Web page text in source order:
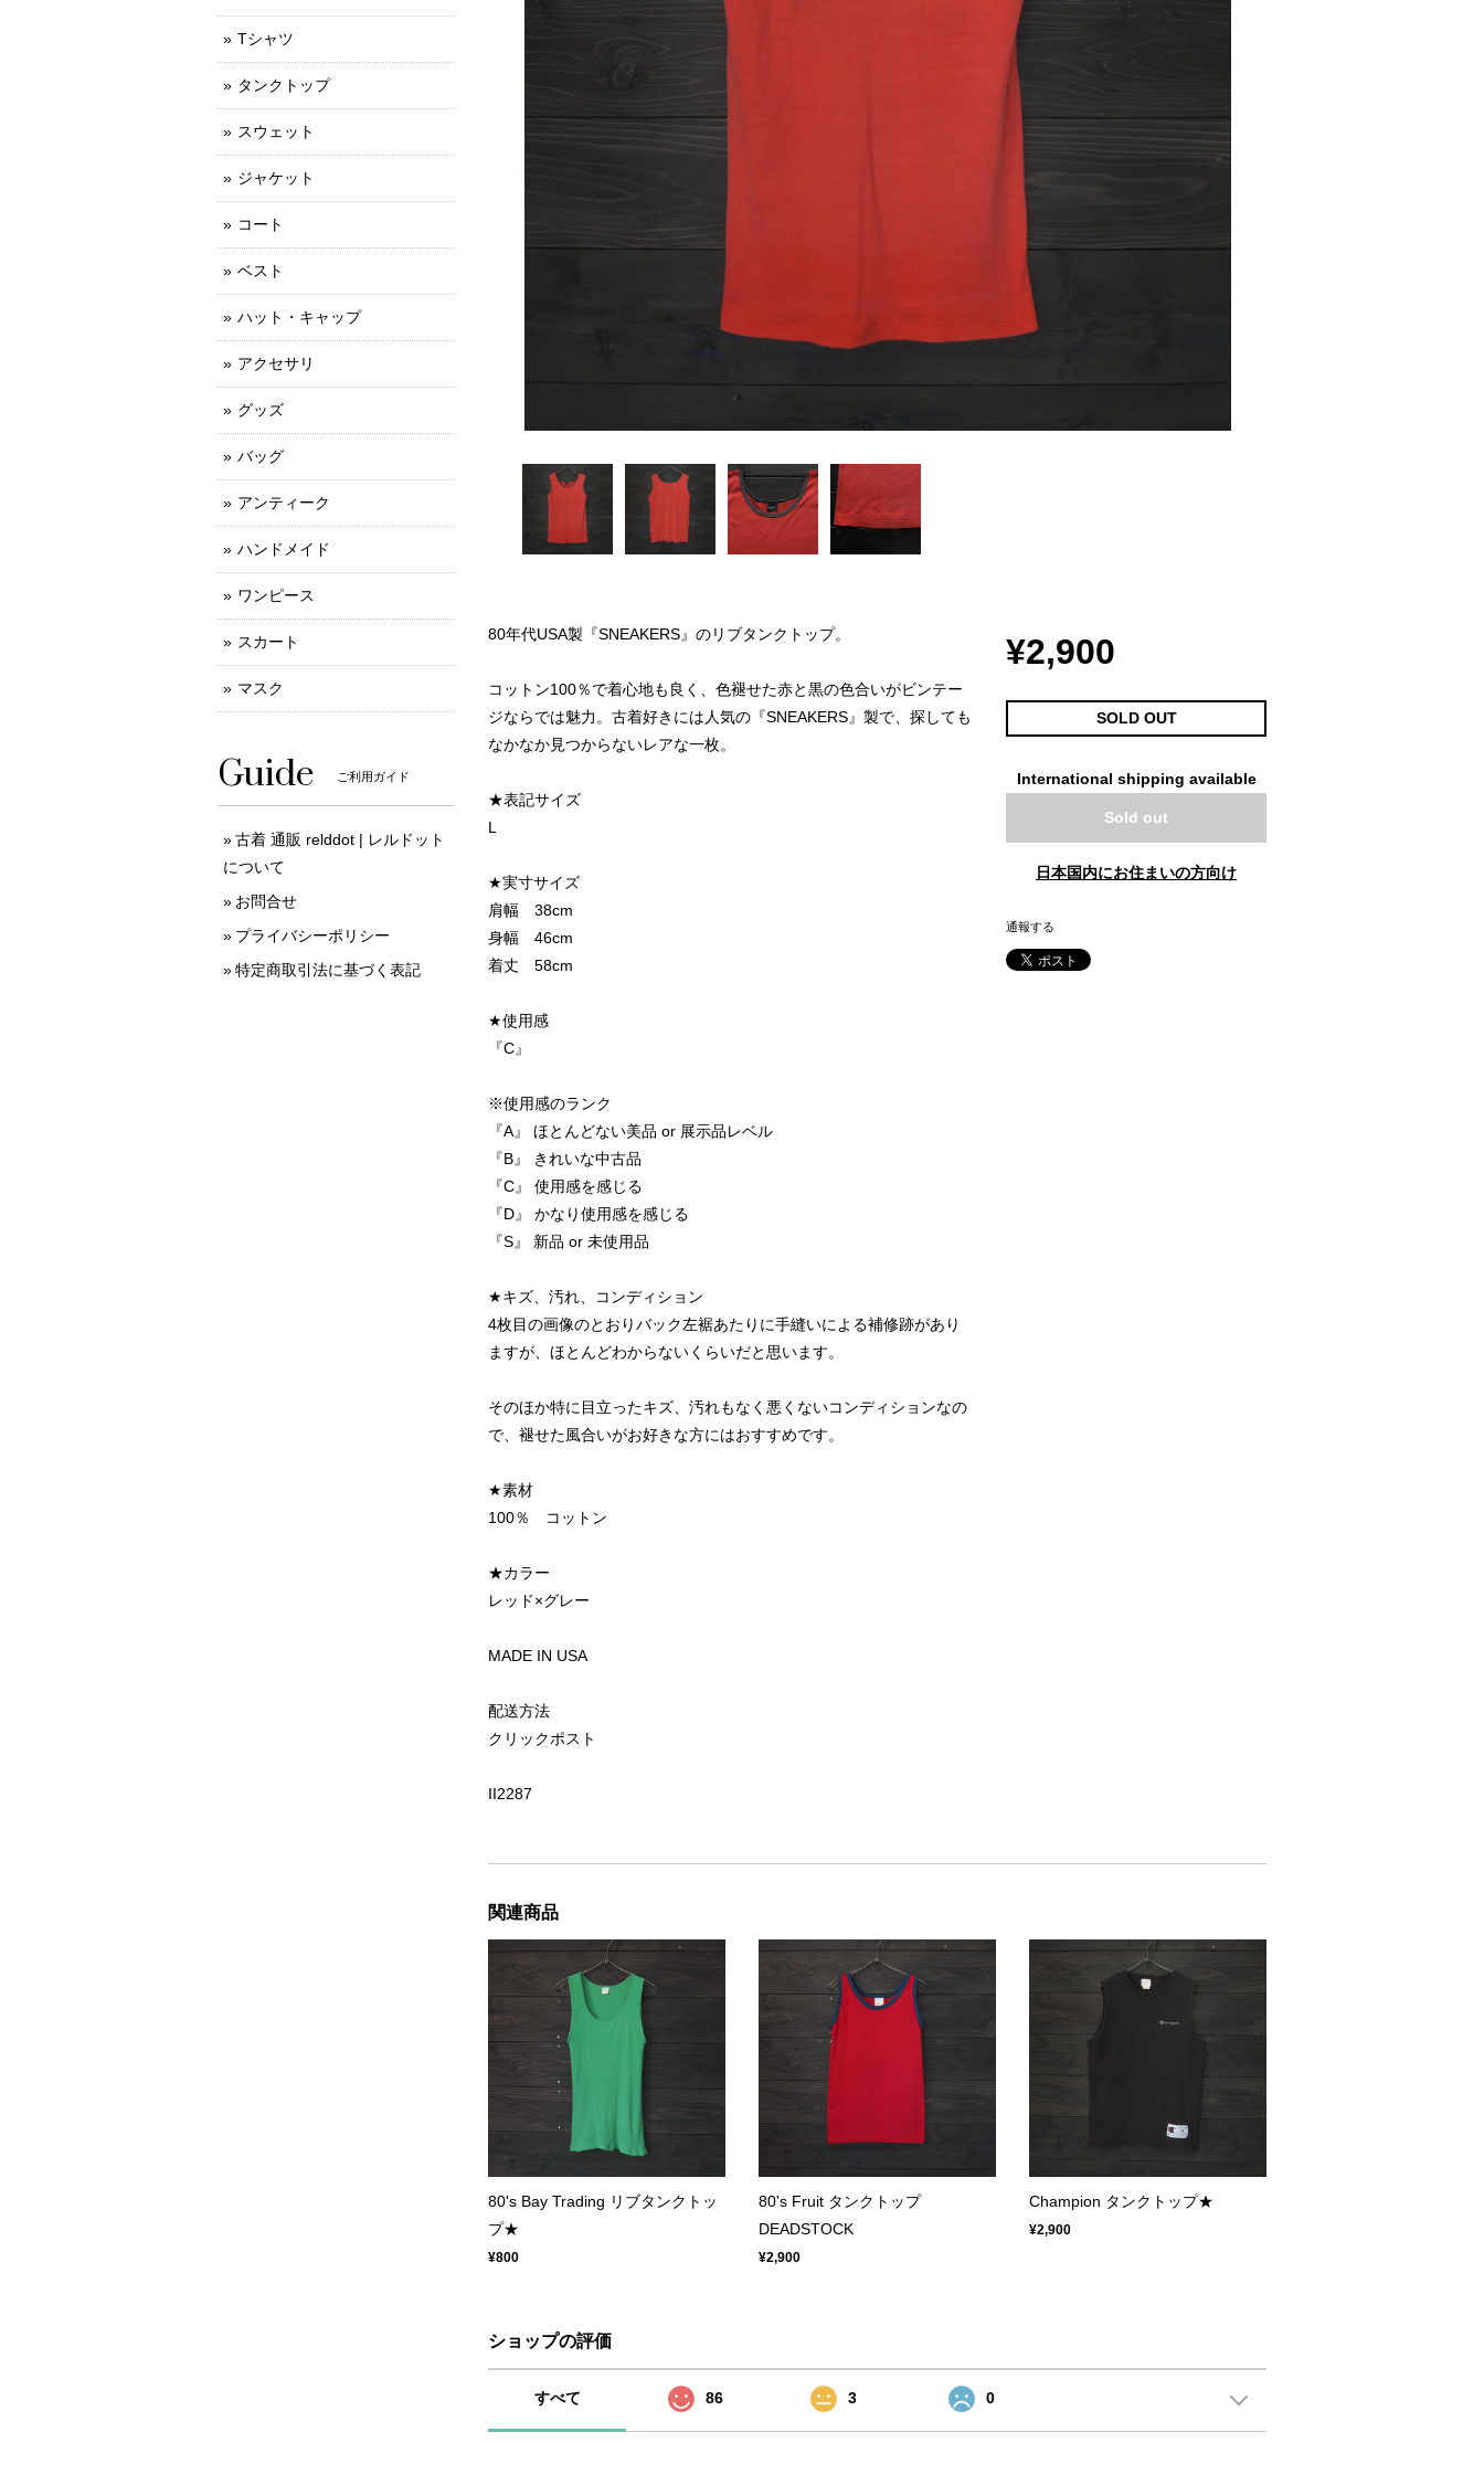
80年代USA製『SNEAKERS』のリブタンクトップ。
コットン100％で着心地も良く、色褪せた赤と黒の色合いがビンテー
ジならでは魅力。古着好きには人気の『SNEAKERS』製で、探しても
なかなか見つからないレアな一枚。
★表記サイズ
L
★実寸サイズ
肩幅 38cm
身幅 46cm
着丈 58cm
★使用感
『C』
※使用感のランク
『A』 ほとんどない美品 or 展示品レベル
『B』 きれいな中古品
『C』 使用感を感じる
『D』 かなり使用感を感じる
『S』 新品 or 未使用品
★キズ、汚れ、コンディション
4枚目の画像のとおりバック左裾あたりに手縫いによる補修跡があり
ますが、ほとんどわからないくらいだと思います。
そのほか特に目立ったキズ、汚れもなく悪くないコンディションなの
で、褪せた風合いがお好きな方にはおすすめです。
★素材
100％ コットン
★カラー
レッド×グレー
MADE IN USA
配送方法
クリックポスト
II2287
¥2,900
SOLD OUT
International shipping available
Sold out
日本国内にお住まいの方向け
通報する
関連商品
80's Bay Trading リブタンクトッ
プ★
¥800
80's Fruit タンクトップ
DEADSTOCK
¥2,900
Champion タンクトップ★
¥2,900
ショップの評価
すべて 86 3 0
Tシャツ
タンクトップ
スウェット
ジャケット
コート
ベスト
ハット・キャップ
アクセサリ
グッズ
バッグ
アンティーク
ハンドメイド
ワンピース
スカート
マスク
Guide ご利用ガイド
古着 通販 relddot | レルドット
について
お問合せ
プライバシーポリシー
特定商取引法に基づく表記